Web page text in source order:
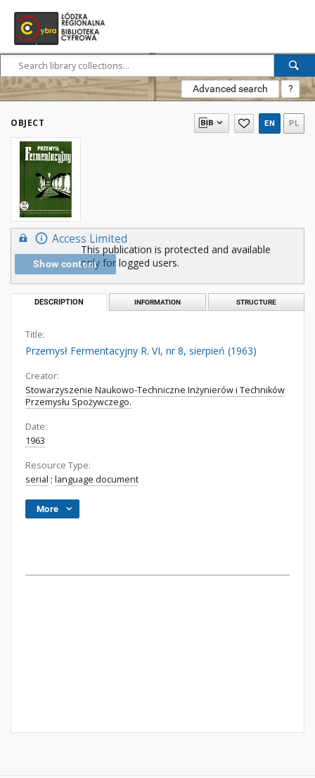
Advanced search ?
OBJECT EN PL
Access Limited
Show content
This publication is protected and available
only for logged users.
DESCRIPTION INFORMATION STRUCTURE
Title:
Przemysł Fermentacyjny R. VI, nr 8, sierpień (1963)
Creator:
Stowarzyszenie Naukowo-Techniczne Inżynierów i Techników
Przemysłu Spożywczego.
Date:
1963
Resource Type:
serial ; language document
More